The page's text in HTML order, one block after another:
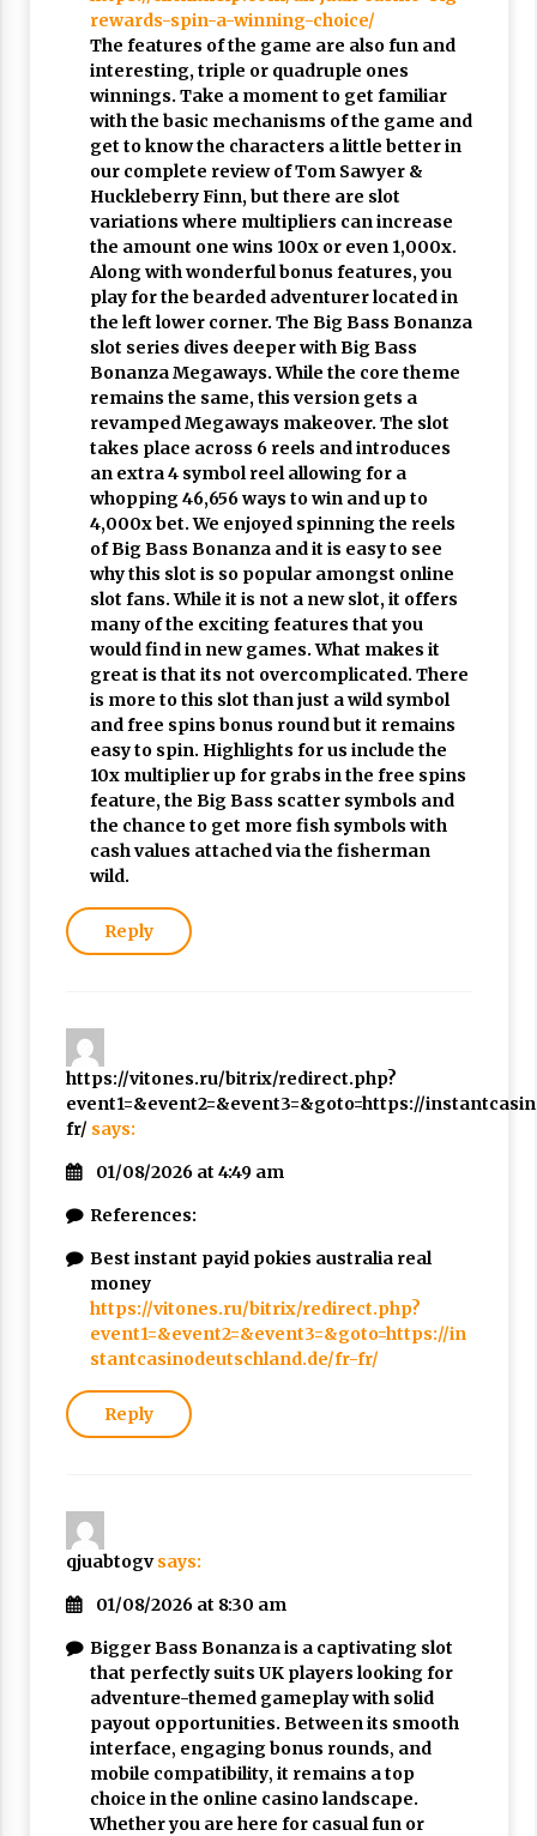
rewards-spin-a-winning-choice/
The features of the game are also fun and
interesting, triple or quadruple ones
winnings. Take a moment to get familiar
with the basic mechanisms of the game and
get to know the characters a little better in
our complete review of Tom Sawyer &
Huckleberry Finn, but there are slot
variations where multipliers can increase
the amount one wins 100x or even 1,000x.
Along with wonderful bonus features, you
play for the bearded adventurer located in
the left lower corner. The Big Bass Bonanza
slot series dives deeper with Big Bass
Bonanza Megaways. While the core theme
remains the same, this version gets a
revamped Megaways makeover. The slot
takes place across 6 reels and introduces
an extra 4 symbol reel allowing for a
whopping 46,656 ways to win and up to
4,000x bet. We enjoyed spinning the reels
of Big Bass Bonanza and it is easy to see
why this slot is so popular amongst online
slot fans. While it is not a new slot, it offers
many of the exciting features that you
would find in new games. What makes it
great is that its not overcomplicated. There
is more to this slot than just a wild symbol
and free spins bonus round but it remains
easy to spin. Highlights for us include the
10x multiplier up for grabs in the free spins
feature, the Big Bass scatter symbols and
the chance to get more fish symbols with
cash values attached via the fisherman
wild.
Reply
https://vitones.ru/bitrix/redirect.php?
event1=&event2=&event3=&goto=https://
fr/ says:
01/08/2026 at 4:49 am
References:
Best instant payid pokies australia real
money
https://vitones.ru/bitrix/redirect.php?
event1=&event2=&event3=&goto=https://in
stantcasinodeutschland.de/fr-fr/
Reply
qjuabtogv says:
01/08/2026 at 8:30 am
Bigger Bass Bonanza is a captivating slot
that perfectly suits UK players looking for
adventure-themed gameplay with solid
payout opportunities. Between its smooth
interface‚ engaging bonus rounds‚ and
mobile compatibility‚ it remains a top
choice in the online casino landscape.
Whether you are here for casual fun or